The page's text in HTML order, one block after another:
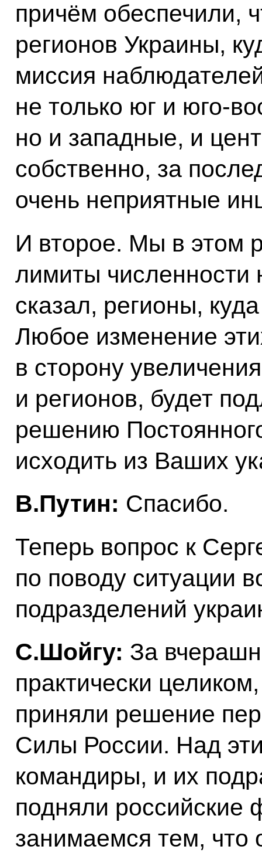
причём обеспечили,
регионов Украины,
миссия
не только юг и юго-
но и западные, и
собственно, за
очень неприятные
И второе. Мы в этом
лимиты численности
сказал, регионы,
Любое изменение
в сторону
и регионов, будет
решению
исходить из Ваших
B.Путин: Спасибо.
Теперь вопрос к
по поводу ситуации
подразделений
С.Шойгу: За
практически
приняли решение
Силы России. Над
командиры, и их
подняли российские
занимаемся тем,